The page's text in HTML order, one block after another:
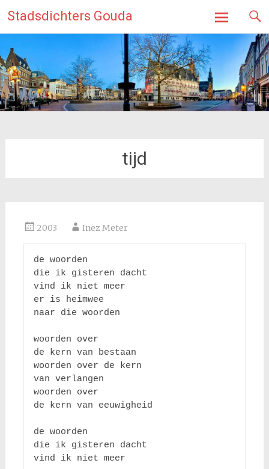
naar
de
inhoud
Stadsdichters Gouda
tijd
2003 Inez Meter
de woorden
die ik gisteren dacht
vind ik niet meer
er is heimwee
naar die woorden
woorden over
de kern van bestaan
woorden over de kern
van verlangen
woorden over
de kern van eeuwigheid
de woorden
die ik gisteren dacht
vind ik niet meer